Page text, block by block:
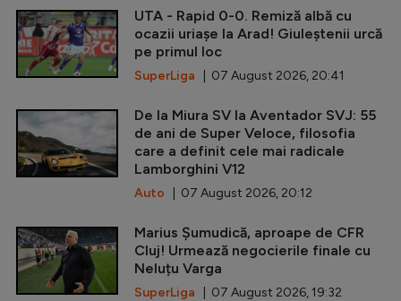
UTA - Rapid 0-0. Remiză albă cu
ocazii uriașe la Arad! Giuleștenii urcă
pe primul loc
SuperLiga | 07 August 2026, 20:41
De la Miura SV la Aventador SVJ: 55
de ani de Super Veloce, filosofia
care a definit cele mai radicale
Lamborghini V12
Auto | 07 August 2026, 20:12
Marius Șumudică, aproape de CFR
Cluj! Urmează negocierile finale cu
Neluțu Varga
SuperLiga | 07 August 2026, 19:32